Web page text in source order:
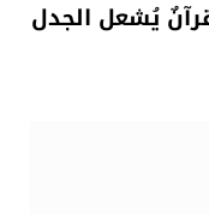
يُشعل الجدل